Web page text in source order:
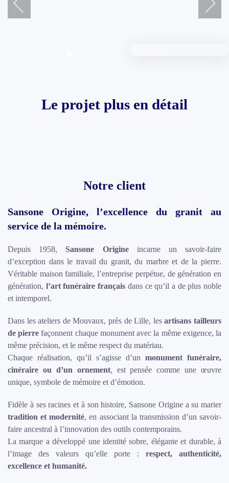
Le projet plus en détail
Notre client
Sansone Origine, l’excellence du granit au
service de la mémoire.
Depuis 1958,Sansone Origineincarne un savoir-faire
d’exception dans le travail du granit, du marbre et de la pierre.
Véritable maison familiale, l’entreprise perpétue, de génération en
génération, l’art funéraire français dans ce qu’il a de plus noble
et intemporel.
Dans les ateliers de Mouvaux, près de Lille, lesartisans tailleurs
de pierre façonnent chaque monument avec la même exigence, la
même précision, et le même respect du matériau.
Chaque réalisation, qu’il s’agisse d’un monument funéraire,
cinéraire ou d’un ornement, est pensée comme une œuvre
unique, symbole de mémoire et d’émotion.
Fidèle à ses racines et à son histoire, Sansone Origine a su marier
tradition et modernité, en associant la transmission d’un savoir-
faire ancestral à l’innovation des outils contemporains.
La marque a développé une identité sobre, élégante et durable, à
l’image des valeurs qu’elle porte : respect, authenticité,
excellence et humanité.